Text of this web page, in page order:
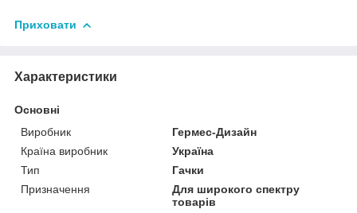
Приховати
Характеристики
Основні
Виробник
Гермес-Дизайн
Країна виробник
Україна
Тип
Гачки
Призначення
Для широкого спектру
товарів